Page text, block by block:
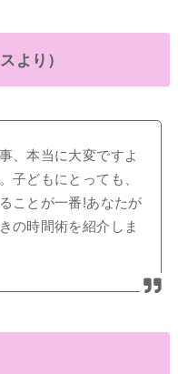
より）
、本当に大変ですよ
子どもにとっても、
ことが一番!あなたが
の時間術を紹介しま